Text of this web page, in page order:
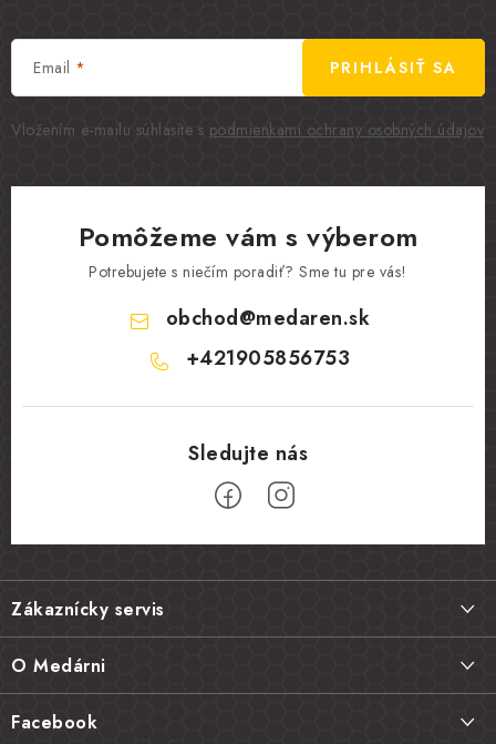
Email
Vložením e-mailu súhlasíte s podmienkami ochrany osobných údajov
PRIHLÁSIŤ SA
Pomôžeme vám s výberom
Potrebujete s niečím poradiť? Sme tu pre vás!
obchod@medaren.sk
+421905856753
Z
á
p
ä
Zákaznícky servis
Vrátenie tovaru, výmena a reklamácie
Najčastejšie otázky FAQ
O Medárni
Facebook